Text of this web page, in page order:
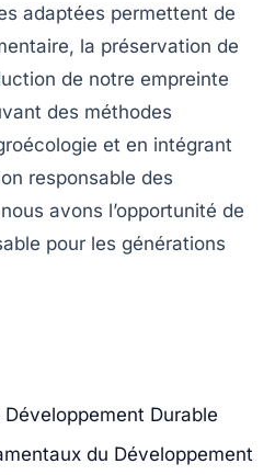
adaptées permettent de
la préservation de
de notre empreinte
des méthodes
et en intégrant
responsable des
avons l’opportunité de
pour les générations
Durable
du Développement